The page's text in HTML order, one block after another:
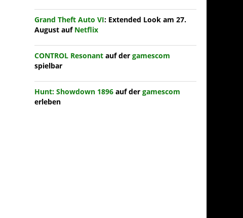
Grand Theft Auto VI: Extended Look am 27.
August auf Netflix
CONTROL Resonant auf der gamescom
spielbar
Hunt: Showdown 1896 auf der gamescom
erleben